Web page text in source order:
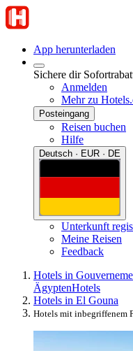
App herunterladen
Sichere dir
Anmelden
Mehr zu
Posteingang
Reisen buchen
Hilfe
Deutsch · EUR · DE
Unterkunft
Meine Reisen
Feedback
Hotels in
ÄgyptenHotels
Hotels in El Gouna
Hotels mit inbegriffenem